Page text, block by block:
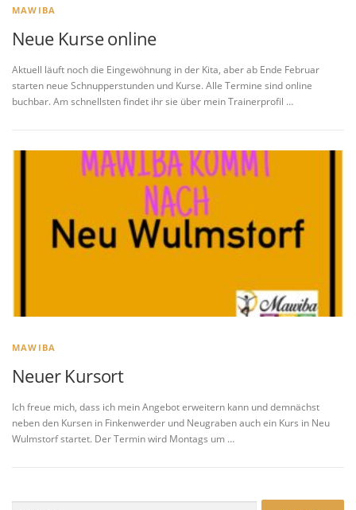
MAWIBA
Neue Kurse online
Aktuell läuft noch die Eingewöhnung in der Kita, aber ab Ende Februar
starten neue Schnupperstunden und Kurse. Alle Termine sind online
buchbar. Am schnellsten findet ihr sie über mein Trainerprofil …
MAWIBA
Neuer Kursort
Ich freue mich, dass ich mein Angebot erweitern kann und demnächst
neben den Kursen in Finkenwerder und Neugraben auch ein Kurs in Neu
Wulmstorf startet. Der Termin wird Montags um …